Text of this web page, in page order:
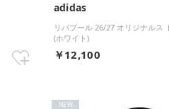
adidas
リバプール 26/27 オリジナルス
(ホワイト)
￥12,100
NEW